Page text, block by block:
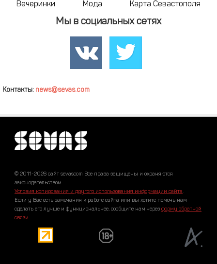
Вечеринки
Мода Карта Севастополя
Мы в социальных сетях
Контакты: news@sevas.com
© 2011-2026 сайт sevascom Все права защищены и охраняются
законодательством.
Условия копирования и другого использования информации сайта.
Если у Вас есть замечания к работе сайта или вы хотите помочь нам
сделать его лучше и функциональнее, сообщите нам через форму обратной
связи